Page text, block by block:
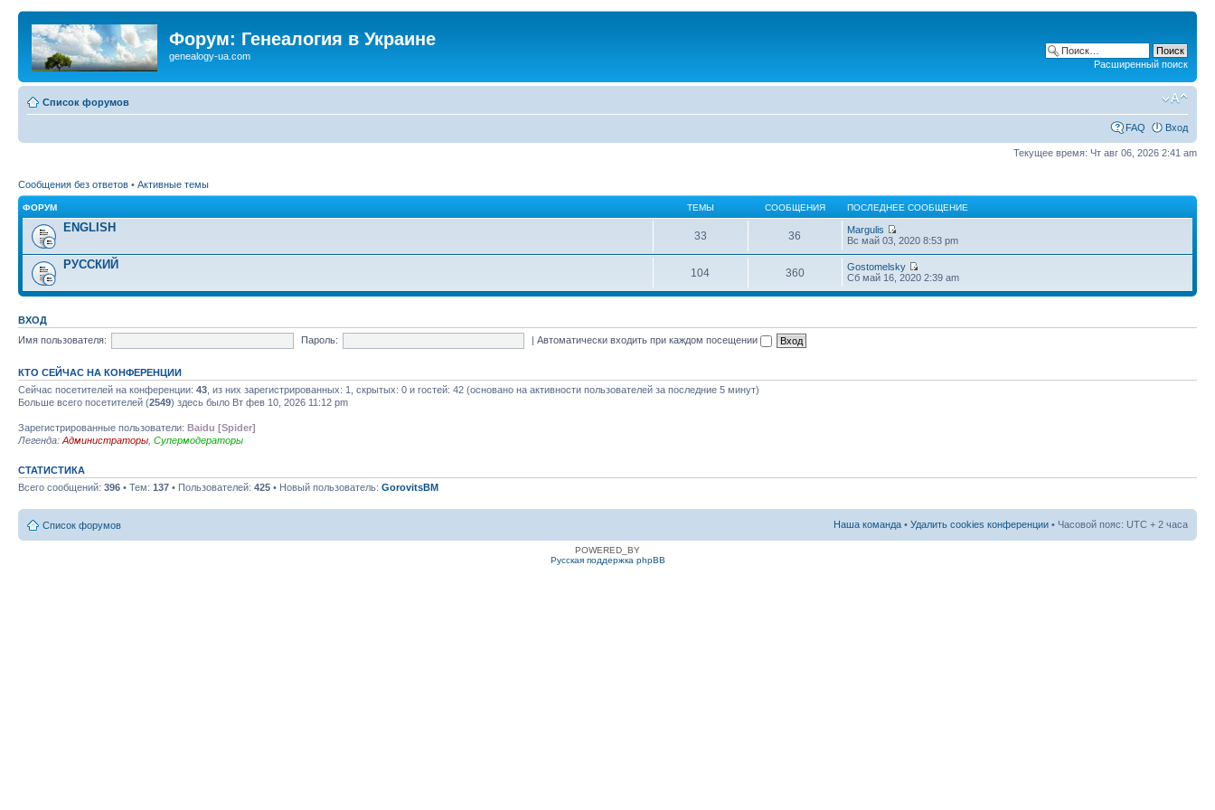
Форум: Генеалогия в Украине
genealogy-ua.com
Расширенный поиск
Список форумов
FAQ Вход
Текущее время: Чт авг 06, 2026 2:41 am
Сообщения без ответов • Активные темы
ФОРУМ ТЕМЫ СООБЩЕНИЯ ПОСЛЕДНЕЕ СООБЩЕНИЕ
ENGLISH
33 36
Margulis
Вс май 03, 2020 8:53 pm
РУССКИЙ
104 360
Gostomelsky
Сб май 16, 2020 2:39 am
ВХОД
Имя пользователя:
Пароль: |Автоматически входить при каждом посещении
КТО СЕЙЧАС НА КОНФЕРЕНЦИИ
Сейчас посетителей на конференции: 43 , из них зарегистрированных: 1, скрытых: 0 и гостей: 42 (основано на активности пользователей за последние 5 минут)
Больше всего посетителей (2549) здесь было Вт фев 10, 2026 11:12 pm
Зарегистрированные пользователи: Baidu [Spider]
Легенда: Администраторы Супермодераторы
СТАТИСТИКА
Всего сообщений: 396 • Тем: 137 • Пользователей: 425 • Новый пользователь: GorovitsBM
Список форумов Наша команда • Удалить cookies конференции • Часовой пояс: UTC + 2 часа
POWERED_BY
Русская поддержка phpBB